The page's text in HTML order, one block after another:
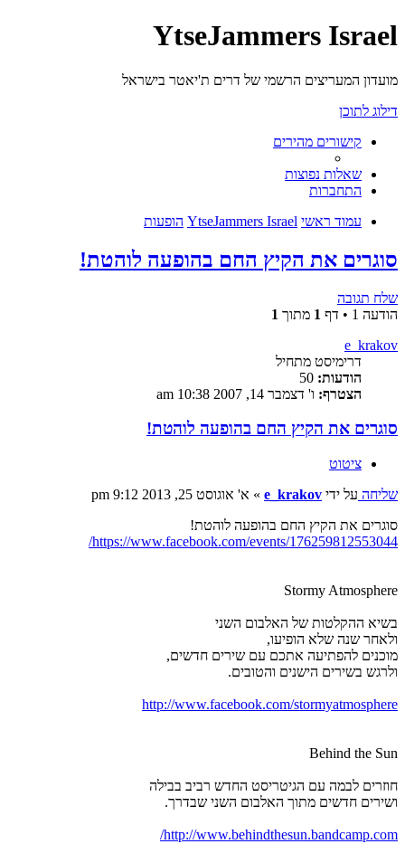
YtseJammers Israel
מועדון המעריצים הרשמי של דרים ת'יאטר בישראל
דילוג לתוכן
קישורים מהירים
שאלות נפוצות
התחברות
עמוד ראשי YtseJammers Israel הופעות
סוגרים את הקיץ החם בהופעה לוהטת!
שלח תגובה
הודעה 1 • דף
1 מתוך 1
e_krakov
דרימיסט מתחיל
הודעות:
הצטרף: ו' דצמבר 14, 2007 10:38 am
סוגרים את הקיץ החם בהופעה לוהטת!
ציטוט
שליחה על ידי e_krakov
» א' אוגוסט 25, 2013 9:12 pm
סוגרים את הקיץ החם בהופעה לוהטת!
https://www.facebook.com/events/176259812553044/
Stormy Atmosphere
בשיא ההקלטות של האלבום השני
ולאחר שנה שלא הופיעו,
מוכנים להפתיעה אתכם עם שירים חדשים,
ולרגש בשירים הישנים והטובים.
http://www.facebook.com/stormyatmosphere
Behind the Sun
חוזרים לבמה עם הגיטריסט החדש רביב בבילה
ושירים חדשים מתוך האלבום השני שבדרך.
http://www.behindthesun.bandcamp.com/